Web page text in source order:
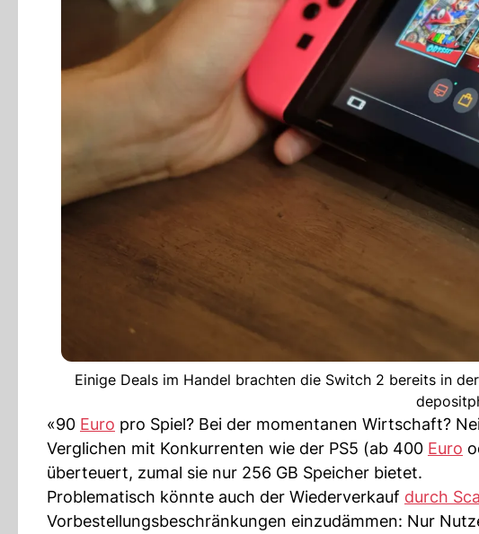
Einige Deals im Handel brachten die Switch 2 bereits in
«90 Euro pro Spiel? Bei der momentanen Wirtschaft?
Verglichen mit Konkurrenten wie der PS5 (ab 400 Euro
überteuert, zumal sie nur 256 GB Speicher bietet.
Problematisch könnte auch der Wiederverkauf durch
Vorbestellungsbeschränkungen einzudämmen: Nur